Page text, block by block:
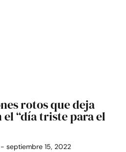
rotos que deja
el “día triste para el
septiembre 15, 2022